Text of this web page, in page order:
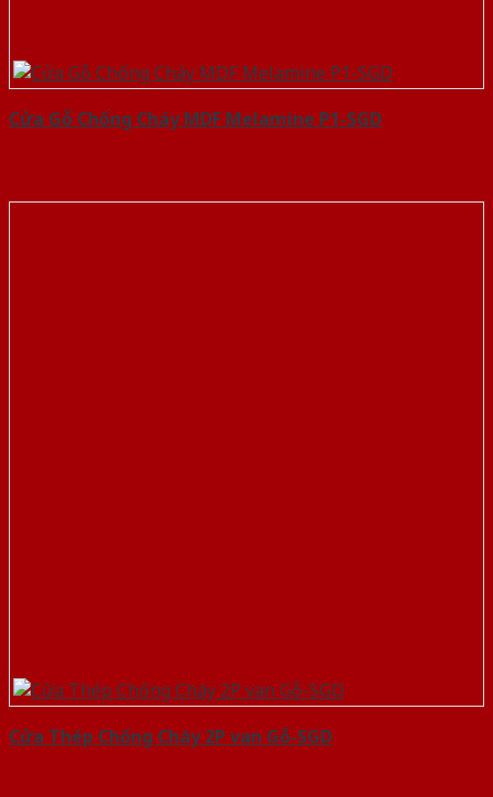
Cửa Gỗ Chống Cháy MDF Melamine P1-SGD
Cửa Thép Chống Cháy 2P van Gỗ-SGD